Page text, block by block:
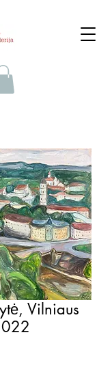
Vilniaus